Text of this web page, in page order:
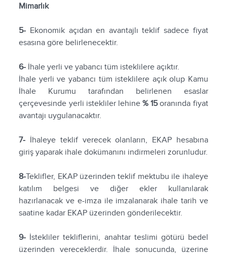
Mimarlık
5- Ekonomik açıdan en avantajlı teklif sadece fiyat
esasına göre belirlenecektir.
6- İhale yerli ve yabancı tüm isteklilere açıktır.
İhale yerli ve yabancı tüm isteklilere açık olup Kamu
İhale Kurumu tarafından belirlenen esaslar
çerçevesinde yerli istekliler lehine% 15oranında fiyat
avantajı uygulanacaktır.
7- İhaleye teklif verecek olanların, EKAP hesabına
giriş yaparak ihale dokümanını indirmeleri zorunludur.
8-Teklifler, EKAP üzerinden teklif mektubu ile ihaleye
katılım belgesi ve diğer ekler kullanılarak
hazırlanacak ve e-imza ile imzalanarak ihale tarih ve
saatine kadar EKAP üzerinden gönderilecektir.
9- İstekliler tekliflerini, anahtar teslimi götürü bedel
üzerinden vereceklerdir. İhale sonucunda, üzerine